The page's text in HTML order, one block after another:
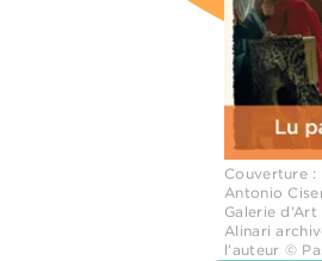
Couverture :
Antonio
Galerie
Alinari
l’auteur ©